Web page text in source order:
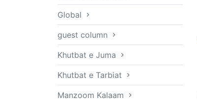
Global
guest column
Khutbat e Juma
Khutbat e Tarbiat
Manzoom Kalaam